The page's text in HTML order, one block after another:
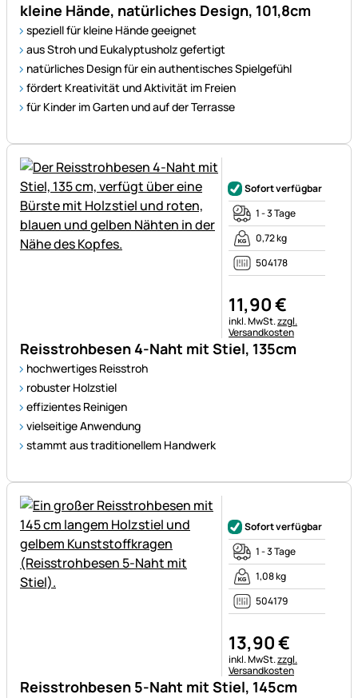
kleine Hände, natürliches Design, 101,8cm
speziell für kleine Hände geeignet
aus Stroh und Eukalyptusholz gefertigt
natürliches Design für ein authentisches Spielgefühl
fördert Kreativität und Aktivität im Freien
für Kinder im Garten und auf der Terrasse
Reisstrohbesen 4-Naht mit Stiel, 135cm
hochwertiges Reisstroh
robuster Holzstiel
effizientes Reinigen
vielseitige Anwendung
stammt aus traditionellem Handwerk
Sofort verfügbar
1 - 3 Tage
0,72 kg
504178
11,90€
Steuerhinweis:
inkl. MwSt.zzgl.
Versandkosten
Reisstrohbesen 5-Naht mit Stiel, 145cm
Sofort verfügbar
1 - 3 Tage
1,08 kg
504179
13,90€
Steuerhinweis:
inkl. MwSt.zzgl.
Versandkosten